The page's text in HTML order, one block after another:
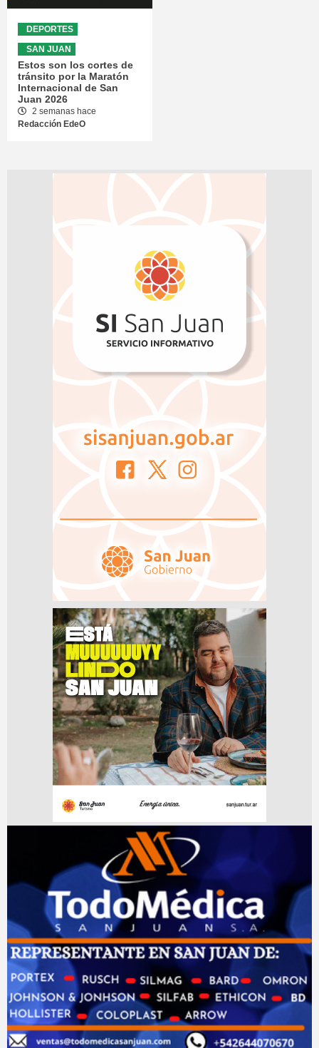
DEPORTES
SAN JUAN
Estos son los cortes de
tránsito por la Maratón
Internacional de San
Juan 2026
2 semanas hace
Redacción EdeO